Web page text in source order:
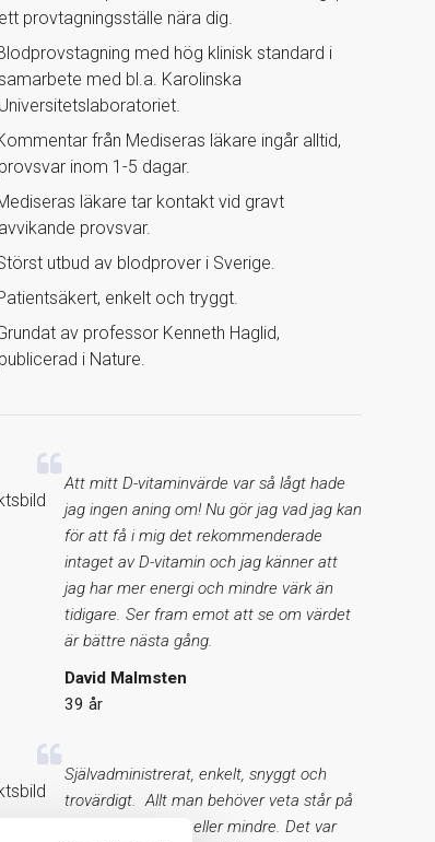
ett provtagningsställe nära dig.
med hög klinisk standard i
med bl.a. Karolinska
Universitetslaboratoriet.
från Mediseras läkare ingår alltid,
provsvar inom 1-5 dagar.
läkare tar kontakt vid gravt
avvikande provsvar.
utbud av blodprover i Sverige.
enkelt och tryggt.
av professor Kenneth Haglid,
publicerad i Nature.
Att mitt D-vitaminvärde var så lågt hade
jag ingen aning om! Nu gör jag vad jag kan
för att få i mig det rekommenderade
intaget av D-vitamin och jag känner att
jag har mer energi och mindre värk än
tidigare. Ser fram emot att se om värdet
är bättre nästa gång.
David Malmsten
39 år
Självadministrerat, enkelt, snyggt och
trovärdigt. Allt man behöver veta står på
sidan, varken mer eller mindre. Det var